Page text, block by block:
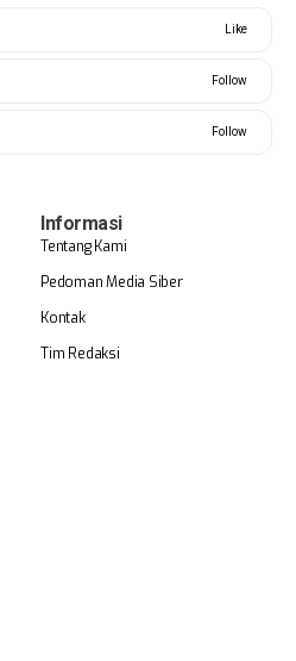
Like
Follow
Follow
Informasi
Tentang Kami
Pedoman Media Siber
Kontak
Tim Redaksi